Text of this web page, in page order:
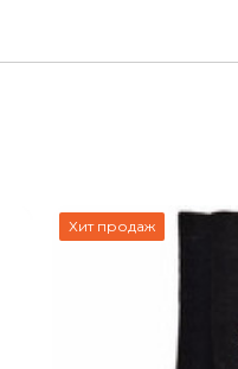
Хит продаж